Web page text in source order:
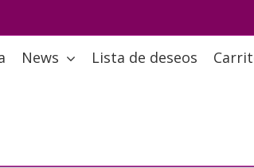
News Lista de deseos